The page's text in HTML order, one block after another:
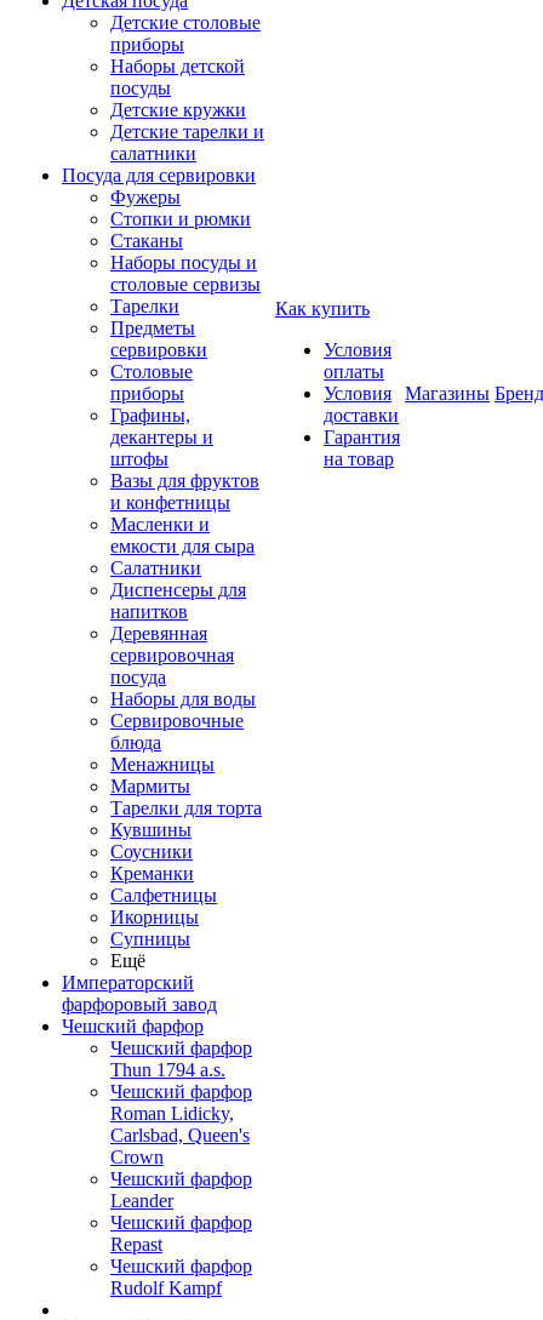
Детские столовые
приборы
Наборы детской
посуды
Детские кружки
Детские тарелки и
салатники
Посуда для сервировки
Фужеры
Стопки и рюмки
Стаканы
Наборы посуды и
столовые сервизы
Тарелки
Предметы
сервировки
Столовые
приборы
Графины,
декантеры и
штофы
Вазы для фруктов
и конфетницы
Масленки и
емкости для сыра
Салатники
Диспенсеры для
напитков
Деревянная
сервировочная
посуда
Наборы для воды
Сервировочные
блюда
Менажницы
Мармиты
Тарелки для торта
Кувшины
Соусники
Креманки
Салфетницы
Икорницы
Супницы
Ещё
Императорский
фарфоровый завод
Чешский фарфор
Чешский фарфор
Thun 1794 a.s.
Чешский фарфор
Roman Lidicky,
Carlsbad, Queen's
Crown
Чешский фарфор
Leander
Чешский фарфор
Repast
Чешский фарфор
Rudolf Kampf
Как купить
Условия
оплаты
Условия
доставки
Гарантия
на товар
Магазины